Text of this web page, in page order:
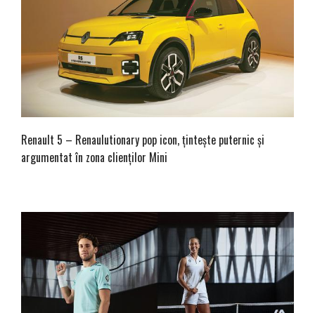
Renault 5 – Renaulutionary pop icon, țintește puternic și
argumentat în zona clienților Mini